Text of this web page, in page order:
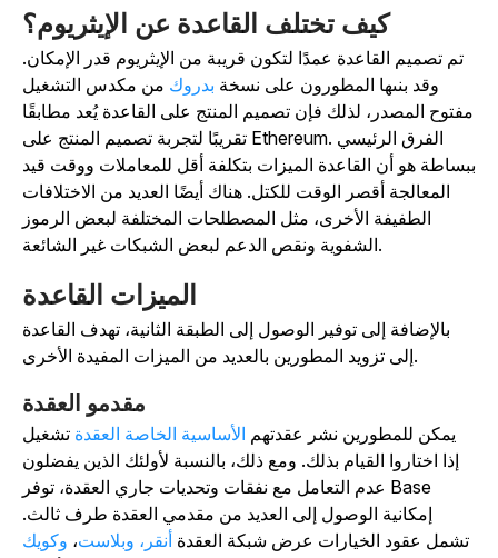
كيف تختلف القاعدة عن الإيثريوم؟
تم تصميم القاعدة عمدًا لتكون قريبة من الإيثريوم قدر الإمكان.
وقد بنىها المطورون علىنسخةبدروك من مكدس التشغيل
المصدر، لذلك فإن تصميم المنتج على القاعدة يُعد مطابقًا
تقريبًا لتجربة تصميم المنتج على Ethereum. الفرق الرئيسي
هو أن القاعدة الميزات بتكلفة أقل للمعاملات ووقت قيد
المعالجة أقصر الوقت للكتل. هناك أيضًا العديد من الاختلافات
الطفيفة الأخرى، مثل المصطلحاتالمختلفة لبعض الرموز
الشفوية
الميزات القاعدة
بالإضافة إلى توفير الوصول إلى الطبقة الثانية، تهدف القاعدة
مقدمو العقدة
يمكن للمطورين نشر عقدتهمالأساسية الخاصة العقدةتشغيل
إذا اختاروا القيام بذلك. ومع ذلك، بالنسبة لأولئك الذين يفضلون
عدم التعامل مع نفقات وتحديات جاري العقدة، توفر Base
إمكانية الوصول إلى العديد من مقدمي العقدة طرف ثالث.
تشمل عقود الخيارات عرض شبكة العقدةأنقر، وبلاست،وكويك